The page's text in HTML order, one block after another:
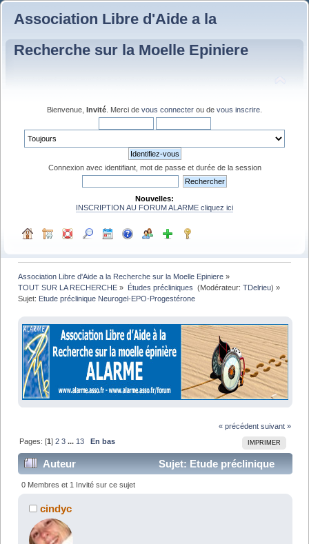
Association Libre d'Aide a la
Recherche sur la Moelle Epiniere
Bienvenue, Invité . Merci de vous connecter ou de vous inscrire
Connexion avec identifiant, mot de passe et durée de la session
Nouvelles:
INSCRIPTION AU FORUM ALARME cliquez ici
Association Libre d'Aide a la Recherche sur la Moelle Epiniere »
TOUT SUR LA RECHERCHE » Études précliniques (Modérateur: TDelrieu) »
Sujet: Etude préclinique Neurogel-EPO-Progestérone
« précédent suivant »
IMPRIMER
Pages: [1]2 3 ... 13 En bas
Auteur
Sujet: Etude préclinique
Neurogel-EPO-Progestérone (Lu 316722 fois)
0 Membres et 1 Invité sur ce sujet
cindyc